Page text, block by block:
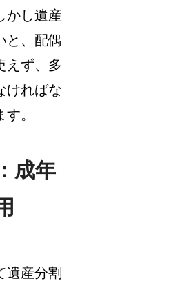
かし遺産
と、配偶
えず、多
ければな
。
成年
遺産分割